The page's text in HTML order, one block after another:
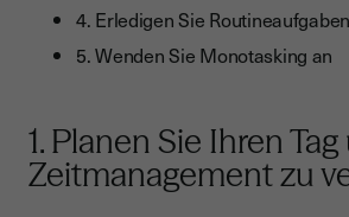
4. Erledigen Sie
5. Wenden Sie Monotasking an
1. Planen Sie Ihren
Zeitmanagement zu